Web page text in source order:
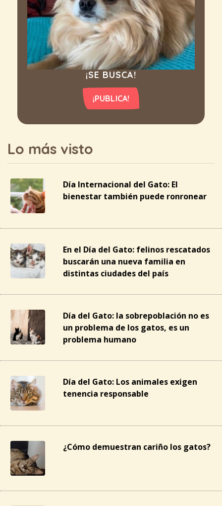
¡SE BUSCA!
¡PUBLICA!
Lo más visto
Día Internacional del Gato: El
bienestar también puede ronronear
En el Día del Gato: felinos rescatados
buscarán una nueva familia en
distintas ciudades del país
Día del Gato: la sobrepoblación no es
un problema de los gatos, es un
problema humano
Día del Gato: Los animales exigen
tenencia responsable
¿Cómo demuestran cariño los gatos?